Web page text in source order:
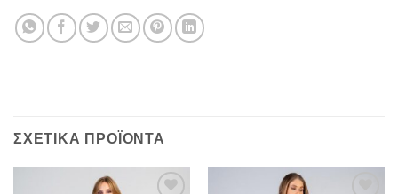
ΣΧΕΤΙΚΆ ΠΡΟΪΌΝΤΑ